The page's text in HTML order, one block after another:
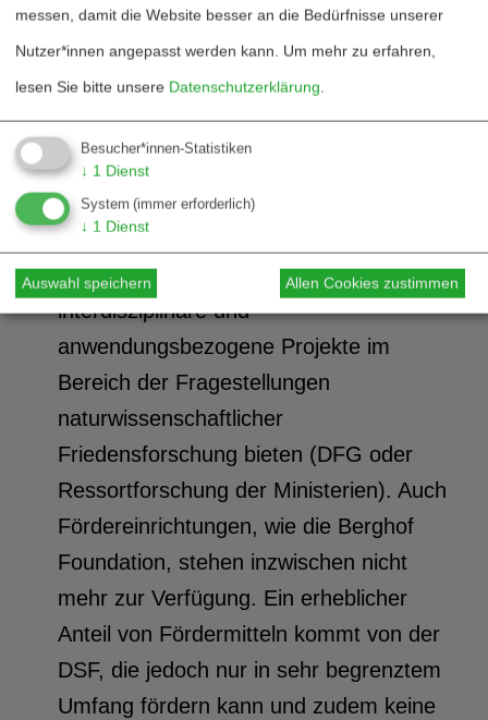
Friedensforschung und den disziplinären
Anforderungen an Forschung und
Ausbildung an den Universitäten.
zunehmend eingeschränkt. Dies ist
darauf zurückzuführen, dass
Großförderer keine geeigneten
Rahmenbedingungen für
interdisziplinäre und
anwendungsbezogene Projekte im
Bereich der Fragestellungen
naturwissenschaftlicher
Friedensforschung bieten (DFG oder
Ressortforschung der Ministerien). Auch
Fördereinrichtungen, wie die Berghof
Foundation, stehen inzwischen nicht
mehr zur Verfügung. Ein erheblicher
Anteil von Fördermitteln kommt von der
DSF, die jedoch nur in sehr begrenztem
Umfang fördern kann und zudem keine
messen, damit die Website besser an die Bedürfnisse unserer
Nutzer*innen angepasst werden kann. Um mehr zu erfahren,
lesen Sie bitte unsere Datenschutzerklärung.
Besucher*innen-Statistiken
↓ 1 Dienst
System (immer erforderlich)
↓ 1 Dienst
Auswahl speichern Allen Cookies zustimmen